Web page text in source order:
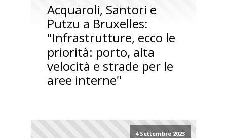
Acquaroli, Santori e
Putzu a Bruxelles:
"Infrastrutture, ecco le
priorità: porto, alta
velocità e strade per le
aree interne"
4 Settembre 2023